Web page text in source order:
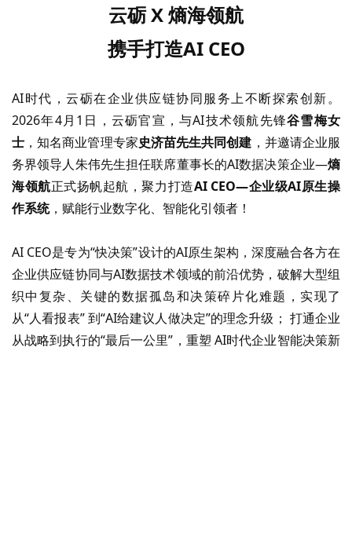
云砺X熵海领航
携手打造AI CEO
AI时代，云砺在企业供应链协同服务上不断探索创新。
2026年4月1日，云砺官宣，与AI技术领航先锋谷雪梅女
士 ，知名商业管理专家史济苗先生共同创建 ，并邀请企业服
务界领导人朱伟先生担任联席董事长的AI数据决策企业—熵
海领航正式扬帆起航，聚力打造AI CEO—企业级AI原生操
作系统，赋能行业数字化、智能化引领者！
AI CEO是专为“快决策”设计的AI原生架构，深度融合各方在
企业供应链协同与AI数据技术领域的前沿优势，破解大型组
织中复杂、关键的数据孤岛和决策碎片化难题，实现了
从“人看报表” 到“AI给建议人做决定”的理念升级； 打通企业
从战略到执行的“最后一公里”，重塑 AI时代企业智能决策新